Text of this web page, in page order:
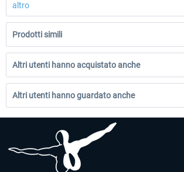
altro
Prodotti simili
Altri utenti hanno acquistato anche
Altri utenti hanno guardato anche